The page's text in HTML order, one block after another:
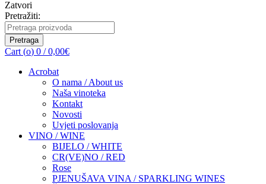
Zatvori
Pretražiti:
Pretraga
Cart (o) 0 / 0,00€
Acrobat
O nama / About us
Naša vinoteka
Kontakt
Novosti
Uvjeti poslovanja
VINO / WINE
BIJELO / WHITE
CR(VE)NO / RED
Rose
PJENUŠAVA VINA / SPARKLING WINES